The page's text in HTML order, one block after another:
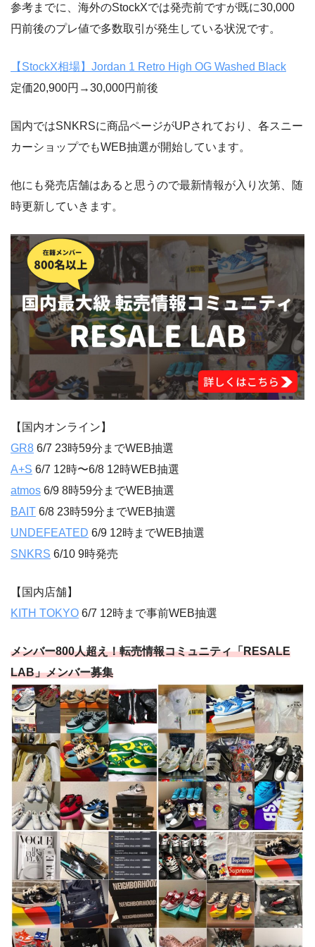
参考までに、海外のStockXでは発売前ですが既に30,000
円前後のプレ値で多数取引が発生している状況です。
【StockX相場】Jordan 1 Retro High OG Washed Black
定価20,900円→30,000円前後
国内ではSNKRSに商品ページがUPされており、各スニー
カーショップでもWEB抽選が開始しています。
他にも発売店舗はあると思うので最新情報が入り次第、随
時更新していきます。
【国内オンライン】
GR8 6/7 23時59分までWEB抽選
A+S 6/7 12時〜6/8 12時WEB抽選
atmos 6/9 8時59分までWEB抽選
BAIT 6/8 23時59分までWEB抽選
UNDEFEATED 6/9 12時までWEB抽選
SNKRS 6/10 9時発売
【国内店舗】
KITH TOKYO 6/7 12時まで事前WEB抽選
メンバー800人超え！転売情報コミュニティ「RESALE
LAB」メンバー募集